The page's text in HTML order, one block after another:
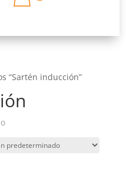
“Sartén inducción”